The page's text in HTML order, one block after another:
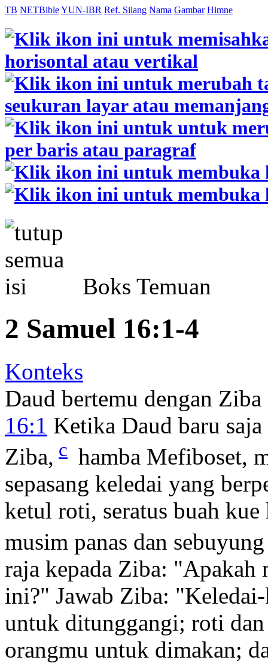
TB NETBibleYUN-IBR Ref. Silang Nama Gambar Himne
Boks Temuan
2 Samuel 16:1-4
Konteks
Daud bertemu dengan Ziba
16:1 Ketika Daud baru
Ziba, c hamba Mefiboset,
sepasang keledai yang
ketul roti, seratus buah kue
musim panas dan
raja kepada Ziba: "Apakah
ini?" Jawab Ziba:
untuk ditunggangi; roti
orangmu untuk dimakan;